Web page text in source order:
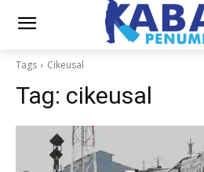
Tags Cikeusal
Tag: cikeusal